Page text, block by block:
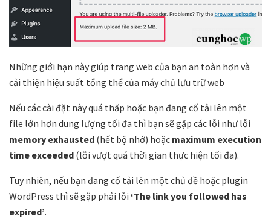
Những giới hạn này giúp trang web của bạn an toàn hơn và
cải thiện hiệu suất tổng thể của máy chủ lưu trữ web
Nếu các cài đặt này quá thấp hoặc bạn đang cố tải lên một
file lớn hơn dung lượng tối đa thì bạn sẽ gặp các lỗi như lỗi
memory exhausted (hết bộ nhớ) hoặc maximum execution
time exceeded (lỗi vượt quá thời gian thực hiện tối đa).
Tuy nhiên, nếu bạn đang cố tải lên một chủ đề hoặc plugin
WordPress thì sẽ gặp phải lỗi ‘The link you followed has
expired’.